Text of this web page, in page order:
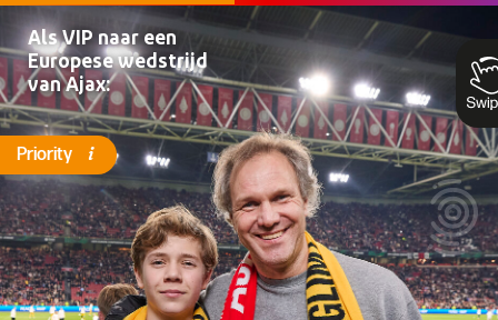
Als VIP naar een
Europese wedstrijd
van Ajax:
Priority i